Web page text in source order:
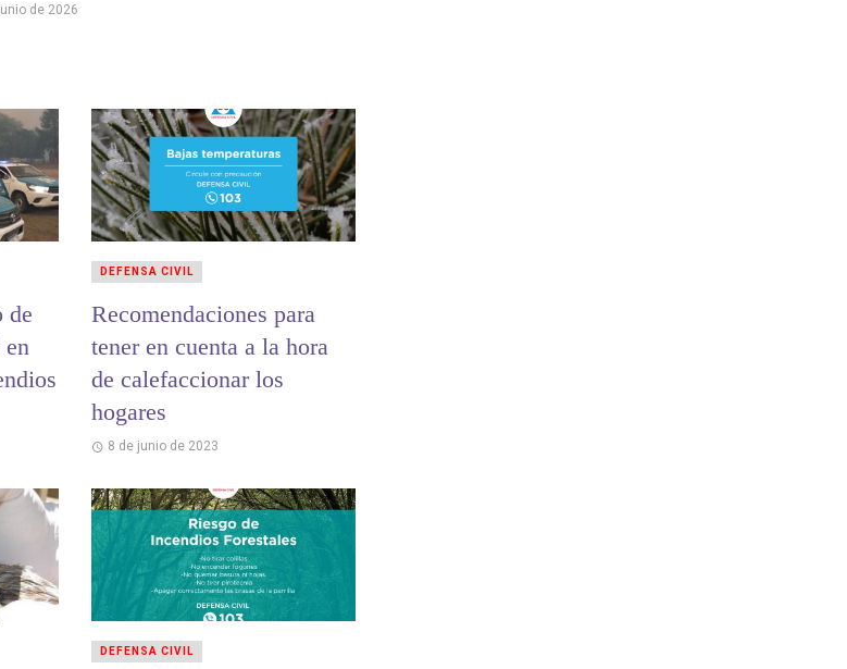
de 2026
de
en
Recomendaciones para
tener en cuenta a la hora
de calefaccionar los
hogares
8 de junio de 2023
DEFENSA CIVIL
DEFENSA CIVIL